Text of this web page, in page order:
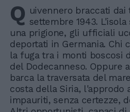
Q uivennero braccati
settembre 1943.
una prigione, gli ufficiali
deportati in Germania. Chi
la fuga tra i monti boscosi
del Dodecanneso. Oppure
barca la traversata del
costa della Siria, l'approdo
impauriti, senza certezze,